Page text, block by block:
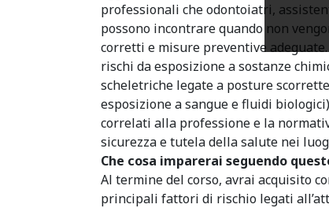
professionali che odontoiatri,
possono incontrare quando non
corretti e misure preventive
rischi da esposizione a sostanze
scheletriche legate a posture
esposizione a sangue e fluidi
correlati alla professione e la
sicurezza e tutela della salute nei
Che cosa imparerai seguendo
Al termine del corso, avrai acquisito
principali fattori di rischio legati